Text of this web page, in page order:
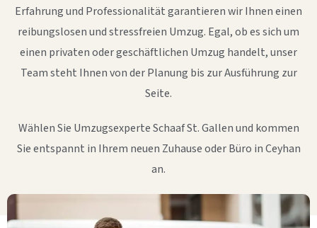
Erfahrung und Professionalität garantieren wir Ihnen einen
reibungslosen und stressfreien Umzug. Egal, ob es sich um
einen privaten oder geschäftlichen Umzug handelt, unser
Team steht Ihnen von der Planung bis zur Ausführung zur
Seite.
Wählen Sie Umzugsexperte Schaaf St. Gallen und kommen
Sie entspannt in Ihrem neuen Zuhause oder Büro in Ceyhan
an.